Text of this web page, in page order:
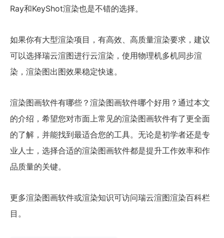
Ray和KeyShot渲染也是不错的选择。
如果你有大型渲染项目，有高效、高质量渲染要求，建议
可以选择瑞云渲图进行云渲染，使用物理机多机同步渲
染，渲染图出图效果稳定快速。
渲染图画软件有哪些？渲染图画软件哪个好用？通过本文
的介绍，希望您对市面上常见的渲染图画软件有了更全面
的了解，并能找到最适合您的工具。无论是初学者还是专
业人士，选择合适的渲染图画软件都是提升工作效率和作
品质量的关键。
更多渲染图画软件或渲染知识可访问瑞云渲图渲染百科栏
目。